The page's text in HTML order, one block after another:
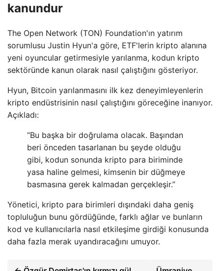
kanundur
The Open Network (TON) Foundation'ın yatırım
sorumlusu Justin Hyun'a göre, ETF'lerin kripto alanına
yeni oyuncular getirmesiyle yarılanma, kodun kripto
sektöründe kanun olarak nasıl çalıştığını gösteriyor.
Hyun, Bitcoin yarılanmasını ilk kez deneyimleyenlerin
kripto endüstrisinin nasıl çalıştığını göreceğine inanıyor.
Açıkladı:
“Bu başka bir doğrulama olacak. Başından
beri önceden tasarlanan bu şeyde olduğu
gibi, kodun sonunda kripto para biriminde
yasa haline gelmesi, kimsenin bir düğmeye
basmasına gerek kalmadan gerçekleşir.”
Yönetici, kripto para birimleri dışındaki daha geniş
topluluğun bunu gördüğünde, farklı ağlar ve bunların
kod ve kullanıcılarla nasıl etkileşime girdiği konusunda
daha fazla merak uyandıracağını umuyor.